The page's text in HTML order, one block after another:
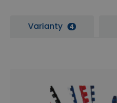
Varianty 4